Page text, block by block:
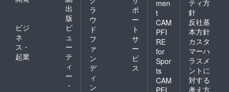
出
版
ビジ
ネ
ス・
起業
ビ
ュ
ー
テ
ィ
ー
・
ラ
ウ
ド
フ
ァ
ン
デ
ィ
ン
ポ
ー
ト
サ
ー
ビ
ス
men
t
CAM
PFI
RE
for
Spor
ts
CAM
ティ方
針
反社基
本方針
カスタ
マーハ
ラスメ
ントに
対する
考え方